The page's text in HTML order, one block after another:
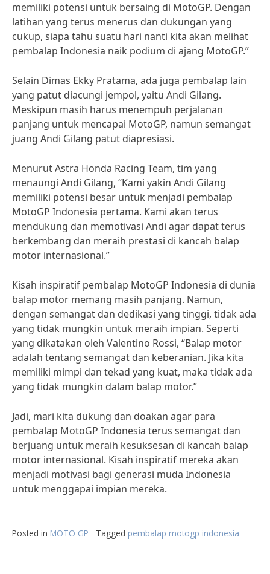
memiliki potensi untuk bersaing di MotoGP. Dengan
latihan yang terus menerus dan dukungan yang
cukup, siapa tahu suatu hari nanti kita akan melihat
pembalap Indonesia naik podium di ajang MotoGP.”
Selain Dimas Ekky Pratama, ada juga pembalap lain
yang patut diacungi jempol, yaitu Andi Gilang.
Meskipun masih harus menempuh perjalanan
panjang untuk mencapai MotoGP, namun semangat
juang Andi Gilang patut diapresiasi.
Menurut Astra Honda Racing Team, tim yang
menaungi Andi Gilang, “Kami yakin Andi Gilang
memiliki potensi besar untuk menjadi pembalap
MotoGP Indonesia pertama. Kami akan terus
mendukung dan memotivasi Andi agar dapat terus
berkembang dan meraih prestasi di kancah balap
motor internasional.”
Kisah inspiratif pembalap MotoGP Indonesia di dunia
balap motor memang masih panjang. Namun,
dengan semangat dan dedikasi yang tinggi, tidak ada
yang tidak mungkin untuk meraih impian. Seperti
yang dikatakan oleh Valentino Rossi, “Balap motor
adalah tentang semangat dan keberanian. Jika kita
memiliki mimpi dan tekad yang kuat, maka tidak ada
yang tidak mungkin dalam balap motor.”
Jadi, mari kita dukung dan doakan agar para
pembalap MotoGP Indonesia terus semangat dan
berjuang untuk meraih kesuksesan di kancah balap
motor internasional. Kisah inspiratif mereka akan
menjadi motivasi bagi generasi muda Indonesia
untuk menggapai impian mereka.
Posted in MOTO GP Tagged pembalap motogp indonesia